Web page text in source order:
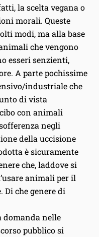
la scelta vegana o
morali. Queste
modi, ma alla base
che vengono
esseri senzienti,
A parte pochissime
industriale che
di vista
con animali
negli
della uccisione
è sicuramente
che, laddove si
animali per il
Di che genere di
domanda nelle
pubblico si